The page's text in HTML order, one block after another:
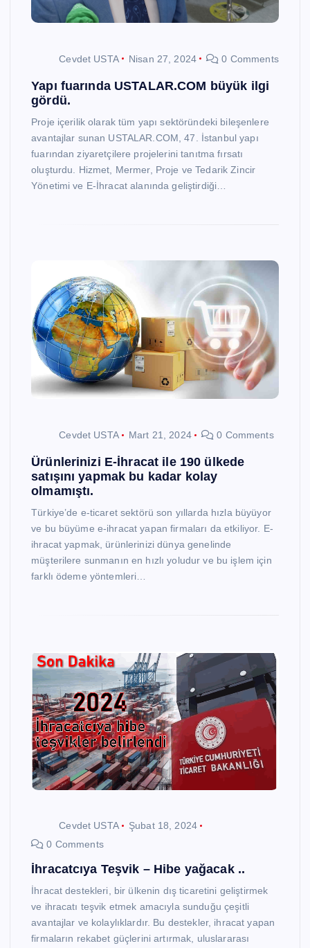
Cevdet USTA Nisan 27, 2024 0 Comments
Yapı fuarında USTALAR.COM büyük ilgi
gördü.
Proje içerilik olarak tüm yapı sektöründeki bileşenlere
avantajlar sunan USTALAR.COM, 47. İstanbul yapı
fuarından ziyaretçilere projelerini tanıtma fırsatı
oluşturdu. Hizmet, Mermer, Proje ve Tedarik Zincir
Yönetimi ve E-İhracat alanında geliştirdiği…
Cevdet USTA Mart 21, 2024 0 Comments
Ürünlerinizi E-İhracat ile 190 ülkede
satışını yapmak bu kadar kolay
olmamıştı.
Türkiye’de e-ticaret sektörü son yıllarda hızla büyüyor
ve bu büyüme e-ihracat yapan firmaları da etkiliyor. E-
ihracat yapmak, ürünlerinizi dünya genelinde
müşterilere sunmanın en hızlı yoludur ve bu işlem için
farklı ödeme yöntemleri…
Cevdet USTA
Şubat 18, 2024
0 Comments
İhracatcıya Teşvik – Hibe yağacak ..
İhracat destekleri, bir ülkenin dış ticaretini geliştirmek
ve ihracatı teşvik etmek amacıyla sunduğu çeşitli
avantajlar ve kolaylıklardır. Bu destekler, ihracat yapan
firmaların rekabet güçlerini artırmak, uluslararası